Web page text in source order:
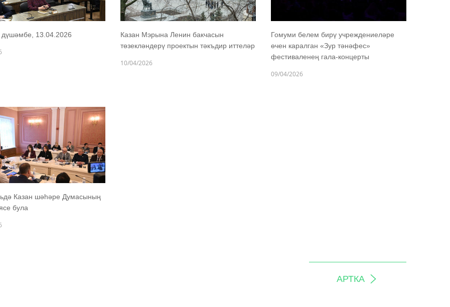
13.04.2026
Казан Мэрына Ленин бакчасын
төзекләндерү проектын тәкъдир иттеләр
10/04/2026
Гомуми белем бирү учреждениеләре
өчен каралган «Зур тәнәфес»
фестиваленең гала-концерты
09/04/2026
Казан шәһәре Думасының
була
АРТКА